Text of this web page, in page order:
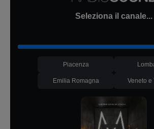
Seleziona il canale...
Piacenza
Emilia Romagna Veneto e